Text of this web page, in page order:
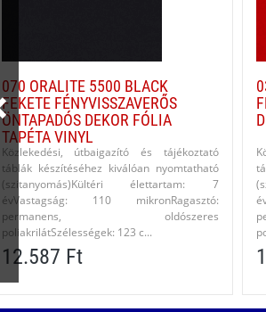
070 ORALITE 5500 BLACK
FEKETE FÉNYVISSZAVERŐS
ÖNTAPADÓS DEKOR FÓLIA
TAPÉTA VINYL
Közlekedési, útbaigazító és tájékoztató
táblák készítéséhez kiválóan nyomtatható
(szitanyomás)Kültéri élettartam: 7
évVastagság: 110 mikronRagasztó:
permanens, oldószeres
poliakrilátSzélességek: 123 c...
12.587 Ft